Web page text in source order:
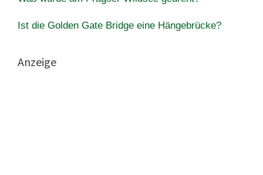
Ist die Golden Gate Bridge eine Hängebrücke?
Anzeige